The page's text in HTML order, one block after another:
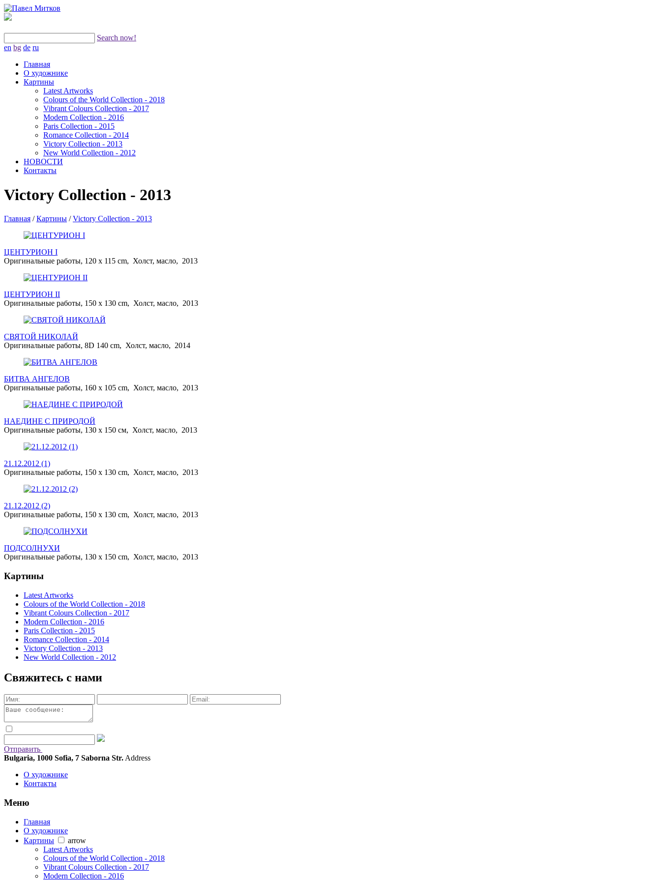
Search now!
en bg de ru
Главная
О художнике
Картины
Latest Artworks
Colours of the World Collection - 2018
Vibrant Colours Collection - 2017
Modern Collection - 2016
Paris Collection - 2015
Romance Collection - 2014
Victory Collection - 2013
New World Collection - 2012
НОВОСТИ
Контакты
Victory Collection - 2013
Главная /Картины /Victory Collection - 2013
ЦЕНТУРИОН I
Оригинальные работы, 120 x 115 cm, Холст, масло, 2013
ЦЕНТУРИОН II
Оригинальные работы, 150 x 130 cm, Холст, масло, 2013
СВЯТОЙ НИКОЛАЙ
Оригинальные работы, 8D 140 cm, Холст, масло, 2014
БИТВА АНГЕЛОВ
Оригинальные работы, 160 x 105 cm, Холст, масло, 2013
НАЕДИНЕ С ПРИРОДОЙ
Оригинальные работы, 130 x 150 см, Холст, масло, 2013
21.12.2012 (1)
Оригинальные работы, 150 x 130 cm, Холст, масло, 2013
21.12.2012 (2)
Оригинальные работы, 150 x 130 cm, Холст, масло, 2013
ПОДСОЛНУХИ
Оригинальные работы, 130 x 150 cm, Холст, масло, 2013
Картины
Latest Artworks
Colours of the World Collection - 2018
Vibrant Colours Collection - 2017
Modern Collection - 2016
Paris Collection - 2015
Romance Collection - 2014
Victory Collection - 2013
New World Collection - 2012
Свяжитесь с нами
Отправить
Bulgaria, 1000 Sofia, 7 Saborna Str. Address
О художнике
Контакты
Меню
Главная
О художнике
Картины
arrow
Latest Artworks
Colours of the World Collection - 2018
Vibrant Colours Collection - 2017
Modern Collection - 2016